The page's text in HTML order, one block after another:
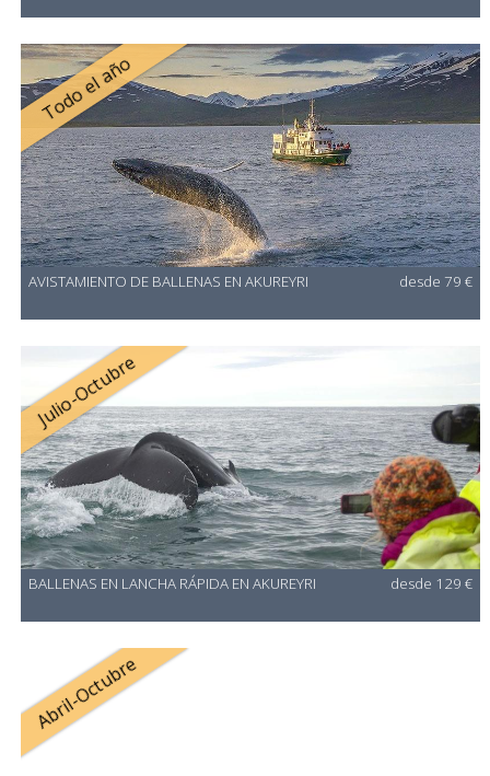
Todo el año
AVISTAMIENTO DE BALLENAS EN AKUREYRI desde 79 €
Julio-Octubre
BALLENAS EN LANCHA RÁPIDA EN AKUREYRI desde 129 €
Abril-Octubre